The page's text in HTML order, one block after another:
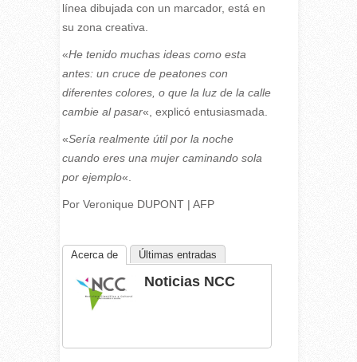
línea dibujada con un marcador, está en
su zona creativa.
«He tenido muchas ideas como esta
antes: un cruce de peatones con
diferentes colores, o que la luz de la calle
cambie al pasar«, explicó entusiasmada.
«Sería realmente útil por la noche
cuando eres una mujer caminando sola
por ejemplo«.
Por Veronique DUPONT | AFP
Acerca de Últimas entradas
Noticias NCC